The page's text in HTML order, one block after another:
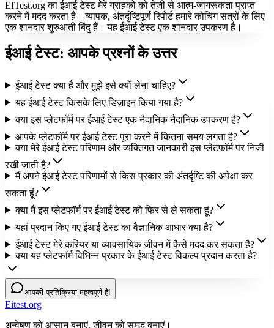
EITest.org का ईआई टेस्ट मेरे ग्राहकों को तेजी से आत्म-जागरूकता प्राप्त
करने में मदद करता है। व्यापक, अंतर्दृष्टिपूर्ण रिपोर्ट हमारे कोचिंग सत्रों के लिए
एक शानदार शुरुआती बिंदु हैं। यह ईआई टेस्ट एक शानदार उपकरण है।
ईआई टेस्ट: आपके प्रश्नों के उत्तर
ईआई टेस्ट क्या है और मुझे इसे क्यों लेना चाहिए?
यह ईआई टेस्ट किसके लिए डिज़ाइन किया गया है?
क्या इस प्लेटफॉर्म पर ईआई टेस्ट एक नैदानिक नैदानिक उपकरण है?
आपके प्लेटफॉर्म पर ईआई टेस्ट पूरा करने में कितना समय लगता है?
क्या मेरे ईआई टेस्ट परिणाम और व्यक्तिगत जानकारी इस प्लेटफॉर्म पर निजी
रखी जाती है?
मैं अपने ईआई टेस्ट परिणामों से किस प्रकार की अंतर्दृष्टि की अपेक्षा कर
सकता हूं?
क्या मैं इस प्लेटफॉर्म पर ईआई टेस्ट को फिर से ले सकता हूं?
यहां प्रदान किए गए ईआई टेस्ट का वैज्ञानिक आधार क्या है?
ईआई टेस्ट मेरे करियर या व्यावसायिक जीवन में कैसे मदद कर सकता है?
क्या यह प्लेटफॉर्म विभिन्न प्रकार के ईआई टेस्ट विकल्प प्रदान करता है?
आपकी प्रतिक्रिया महत्वपूर्ण है!
Eitest.org
अन्वेषण को आसान बनाएं, जीवन को समृद्ध बनाएं।